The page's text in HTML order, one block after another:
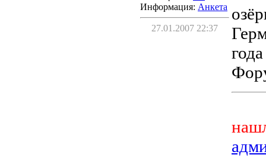
Информация: Aнкета
27.01.2007 22:37